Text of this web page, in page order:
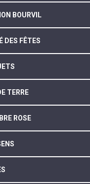
BOURVIL
DES FÊTES
TERRE
ROSE